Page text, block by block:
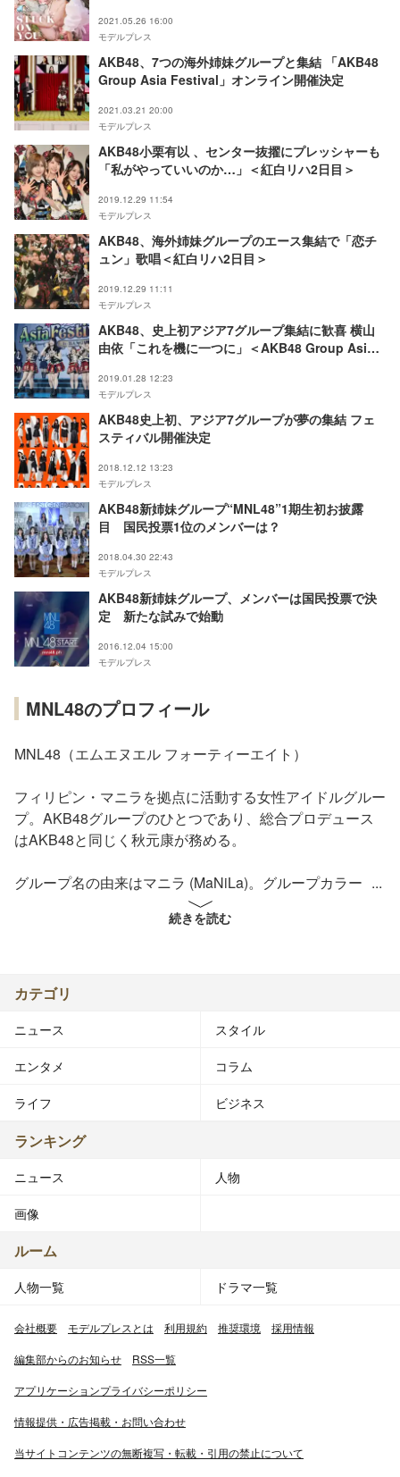
2021.05.26 16:00
モデルプレス
AKB48、7つの海外姉妹グループと集結 「AKB48
Group Asia Festival」オンライン開催決定
2021.03.21 20:00
モデルプレス
AKB48小栗有以 、センター抜擢にプレッシャーも
「私がやっていいのか…」＜紅白リハ2日目＞
2019.12.29 11:54
モデルプレス
AKB48、海外姉妹グループのエース集結で「恋チ
ュン」歌唱＜紅白リハ2日目＞
2019.12.29 11:11
モデルプレス
AKB48、史上初アジア7グループ集結に歓喜 横山
由依「これを機に一つに」＜AKB48 Group Asia
2019.01.28 12:23
モデルプレス
AKB48史上初、アジア7グループが夢の集結 フェ
スティバル開催決定
2018.12.12 13:23
モデルプレス
AKB48新姉妹グループ“MNL48”1期生初お披露
目 国民投票1位のメンバーは？
2018.04.30 22:43
モデルプレス
AKB48新姉妹グループ、メンバーは国民投票で決
定 新たな試みで始動
2016.12.04 15:00
モデルプレス
MNL48のプロフィール
MNL48（エムエヌエル フォーティーエイト）
フィリピン・マニラを拠点に活動する女性アイドルグルー
プ。AKB48グループのひとつであり、総合プロデュース
はAKB48と同じく秋元康が務める。
グループ名の由来はマニラ (MaNiLa)。グループカラー
は、フィリピンの国旗の色にある青をモチーフとしてい
マニラにおけるAKB48の関連グループの結成について
同年11月24日に行われたラジオ番組『bayfm MEETS
あり、この放送において、AKB48の結成10周年を迎える
にあたり「マニラ48」を含む新グループの結成の構想が
MNL48には日本政府が展開しているクールジャパン事業
創立したハロハロ・アライアンスグループにより日本をイ
され、この中にアイドルグループの劇場を開く計画が建て
られた。この計画を実施するにあたり、マニラで活動する
た。
グループの結成については、2016年3月26日に横浜スタジ
アムで行われたAKB48の単独コンサートにおいて、
れた。
ハロ・エンターテインメントが担当する。2016年12月3
続きを読む
カテゴリ
ニュース スタイル
エンタメ コラム
ライフ ビジネス
ランキング
ニュース 人物
画像
ルーム
人物一覧 ドラマ一覧
会社概要 モデルプレスとは 利用規約 推奨環境 採用情報
編集部からのお知らせ RSS一覧
アプリケーションプライバシーポリシー
情報提供・広告掲載・お問い合わせ
当サイトコンテンツの無断複写・転載・引用の禁止について